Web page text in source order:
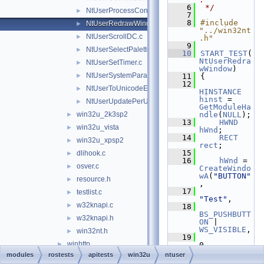
► NtUserProcessConnect.c
► NtUserRedrawWindow.c
► NtUserScrollDC.c
► NtUserSelectPalette.c
► NtUserSetTimer.c
► NtUserSystemParametersInfo.c
► NtUserToUnicodeEx.c
► NtUserUpdatePerUserSystemParameters.c
► win32u_2k3sp2
► win32u_vista
► win32u_xpsp2
► dlihook.c
► osver.c
► resource.h
► testlist.c
► w32knapi.c
► w32knapi.h
► win32nt.h
► winhttp
► wininet
    6
*/
    7
    8
#include
"../win32nt
.h"
    9
   10
START_TEST(
NtUserRedra
wWindow)
   11
{
   12
HINSTANCE
hinst
GetModuleHa
ndle ( NULL);
   13
HWND
hWnd ;
   14
RECT
rect ;
   15
   16
hWnd
CreateWindo
wA( "BUTTON"
,
   17
"Test" ,
   18
BS_PUSHBUTT
ON
WS_VISIBLE ,
   19
0,
   20
modules rostests apitests win32u ntuser